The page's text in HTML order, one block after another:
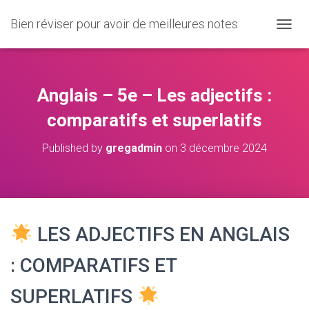
Bien réviser pour avoir de meilleures notes
U
N
Anglais – 5e – Les adjectifs :
comparatifs et superlatifs
Published by gregadmin on 3 décembre 2024
LES ADJECTIFS EN ANGLAIS
: COMPARATIFS ET
SUPERLATIFS